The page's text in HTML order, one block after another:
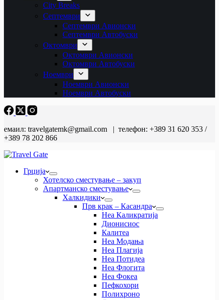
City Breaks
Септември
Септември Авионски
Септември Автобуски
Октомври
Октомври Авионски
Октомври Автобуски
Ноември
Ноември Авионски
Ноември Автобуски
емаил: travelgatemk@gmail.com | телефон: +389 31 620 353 /
+389 78 202 866
Грција
Хотелско сместување – закуп
Апартманско сместување
Халкидики
Прв крак – Касандра
Неа Каликратија
Дионисиос
Калитеа
Неа Модања
Неа Плагија
Неа Потидеа
Неа Флогита
Неа Фокеа
Пефкохори
Полихроно